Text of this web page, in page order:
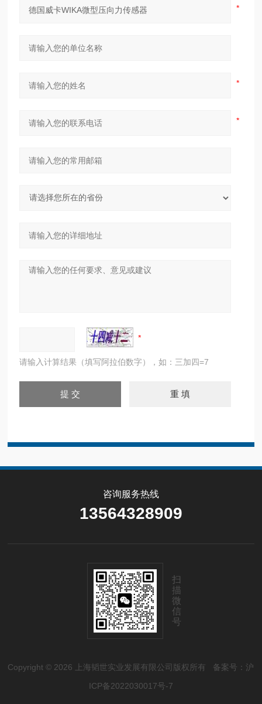
请输入计算结果（填写阿拉伯数字），如：三加四=7
咨询服务热线
13564328909
扫
描
微
信
号
Copyright © 2026 上海韬世实业发展有限公司版权所有 备案号：沪
ICP备2022030017号-7